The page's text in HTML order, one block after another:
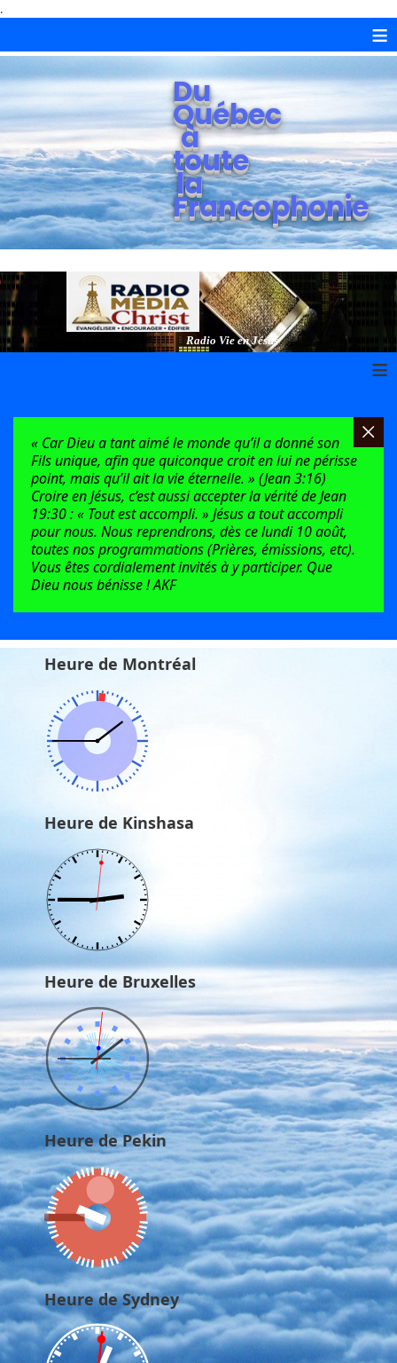
.
≡
Du
Québec
à
toute
la
Francophonie
Radio Vie en Jésus
≡
« Car Dieu a tant aimé le monde qu’il a donné son
Fils unique, afin que quiconque croit en lui ne périsse
point, mais qu’il ait la vie éternelle. » (Jean 3:16)
Croire en Jésus, c’est aussi accepter la vérité de Jean
19:30 : « Tout est accompli. » Jésus a tout accompli
pour nous. Nous reprendrons, dès ce lundi 10 août,
toutes nos programmations (Prières, émissions, etc).
Vous êtes cordialement invités à y participer. Que
Dieu nous bénisse ! AKF
Heure de Montréal
Heure de Kinshasa
Heure de Bruxelles
Heure de Pekin
Heure de Sydney